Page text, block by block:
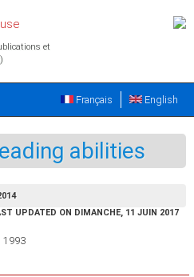
et
English
Français
abilities
UPDATED ON DIMANCHE, 11 JUIN 2017
1993